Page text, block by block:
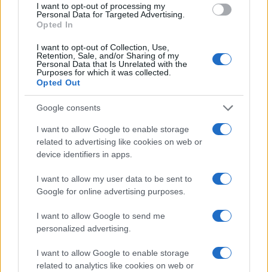
I want to opt-out of processing my
Personal Data for Targeted Advertising.
Opted In
I want to opt-out of Collection, Use,
Retention, Sale, and/or Sharing of my
Personal Data that Is Unrelated with the
Purposes for which it was collected.
Opted Out
Google consents
I want to allow Google to enable storage
related to advertising like cookies on web or
device identifiers in apps.
I want to allow my user data to be sent to
Google for online advertising purposes.
I want to allow Google to send me
personalized advertising.
I want to allow Google to enable storage
related to analytics like cookies on web or
Continua a leggere
B2B NEWS